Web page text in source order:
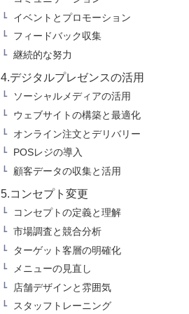
イベントとプロモーション
フィードバック収集
継続的な努力
4.デジタルプレゼンスの活用
ソーシャルメディアの活用
ウェブサイトの構築と最適化
オンライン注文とデリバリー
POSレジの導入
顧客データの収集と活用
5.コンセプト変更
コンセプトの定義と理解
市場調査と競合分析
ターゲット客層の明確化
メニューの見直し
店舗デザインと雰囲気
スタッフトレーニング